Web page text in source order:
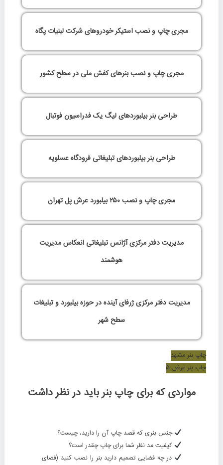
مجری چاپ و نصب استیکر خودروهای شرکت لبنیات پگاه
مجری چاپ و نصب بنرهای کفش ملی در سطح کشور
طراحی بنر بیلبوردهای لیگ یک فدراسیون فوتبال
طراحی بنر بیلبوردهای تبلیغاتی فرودگاه عسلویه
مجری چاپ و نصب ۲۵۰ بیلبورد عرش پل تهران
مدیریت دفتر مرکزی آژانس تبلیغاتی انعکاس مدیریت
هوشمند
مدیریت دفتر مرکزی ژرفای آینده در حوزه بیلبورد و تبلیغات
سطح شهر
چاپ بنر مشهد
چاپ بنر عرض ۵
مواردی که برای چاپ بنر باید در نظر داشت
جنس بنری که قصد چاپ آن را دارید، چیست؟
کیفیت مد نظر شما برای چاپ چقدر است؟
در چه فضایی تصمیم دارید بنر را نصب کنید (فضای